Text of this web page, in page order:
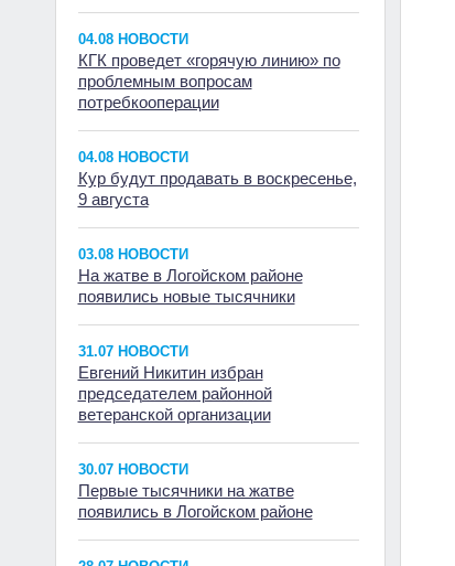
04.08 НОВОСТИ
КГК проведет «горячую линию» по
проблемным вопросам
потребкооперации
04.08 НОВОСТИ
Кур будут продавать в воскресенье,
9 августа
03.08 НОВОСТИ
На жатве в Логойском районе
появились новые тысячники
31.07 НОВОСТИ
Евгений Никитин избран
председателем районной
ветеранской организации
30.07 НОВОСТИ
Первые тысячники на жатве
появились в Логойском районе